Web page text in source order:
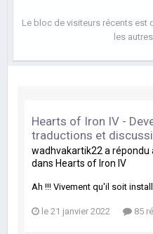
Le bloc de visiteurs récents est
les
Hearts of Iron IV -
traductions et
wadhvakartik22a répondu
dans Hearts of Iron IV
Ah !!! Vivement qu'il soit
le 21 janvier 2022 85